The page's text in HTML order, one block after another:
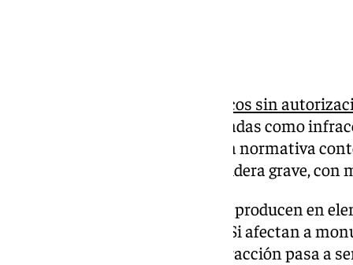
pintadas en espacios públicos sin
Estas prácticas están consideradas como
hasta 750 euros. Sin embargo, la normativa
en los que la infracción se considera grave,
Serán consideradas graves si se producen en
de parques y jardines públicos. Si afectan a
catalogados o protegidos, la infracción pasa a